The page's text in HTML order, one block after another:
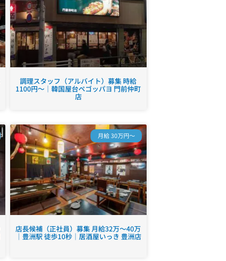
調理スタッフ（アルバイト）募集 時給
1100円～｜韓国屋台ペゴッパヨ 門前仲町
店
月給 30万円～
店長候補（正社員）募集 月給32万～40万
｜豊洲駅 徒歩10秒｜居酒屋いっき 豊洲店